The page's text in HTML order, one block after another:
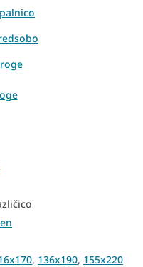
, 136x190, 155x220